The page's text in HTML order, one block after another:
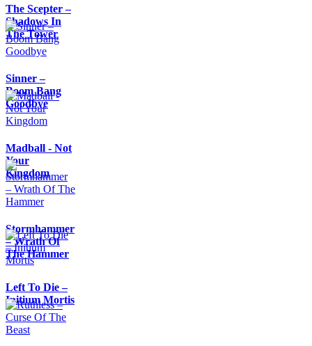
The Scepter –
Shadows In
The Tower
Sinner –
Boom Bang
Goodbye
Madball - Not
Your
Kingdom
Stormhammer
– Wrath Of
The Hammer
Left To Die –
Initium Mortis